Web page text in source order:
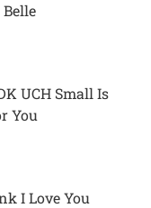
UCH Small Is
You
I Love You